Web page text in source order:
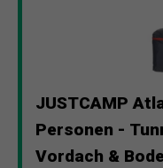
JUSTCAMP
Personen -
Vordach &